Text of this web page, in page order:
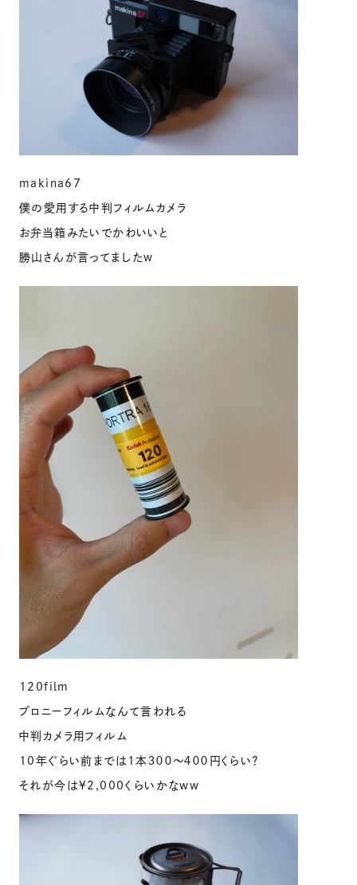
makina67
僕の愛用する中判フィルムカメラ
お弁当箱みたいでかわいいと
勝山さんが言ってましたw
120film
ブロニーフィルムなんて言われる
中判カメラ用フィルム
10年ぐらい前までは1本３００〜４００円くらい？
それが今は¥2,000くらいかなww